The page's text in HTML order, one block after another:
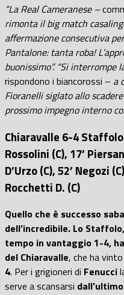
“La Real Cameranese –
rimonta il big match
affermazione consecutiva
Pantalone: tanta roba!
buonissimo”. “Si interrompe
rispondono i biancorossi – a
Fioranelli siglato allo
prossimo impegno interno
Chiaravalle 6-4 Staffolo
Rossolini (C), 17’
D’Urzo (C), 52’ Negozi
Rocchetti D. (C)
Quello che è successo
dell’incredibile. Lo
tempo in vantaggio 1-4,
del Chiaravalle, che ha
4. Per i grigioneri di Fenucci
serve a scansarsi